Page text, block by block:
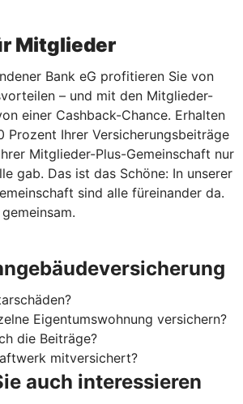
Mitglieder
Bank eG profitieren Sie von
– und mit den Mitglieder-
einer Cashback-Chance. Erhalten
Prozent Ihrer Versicherungsbeiträge
Mitglieder-Plus-Gemeinschaft nur
gab. Das ist das Schöne: In unserer
sind alle füreinander da.
Eigentumswohnung versichern?
die Beiträge?
mitversichert?
auch interessieren